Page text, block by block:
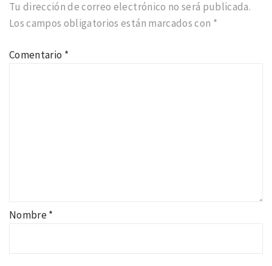
Tu dirección de correo electrónico no será publicada.
Los campos obligatorios están marcados con *
Comentario *
Nombre*